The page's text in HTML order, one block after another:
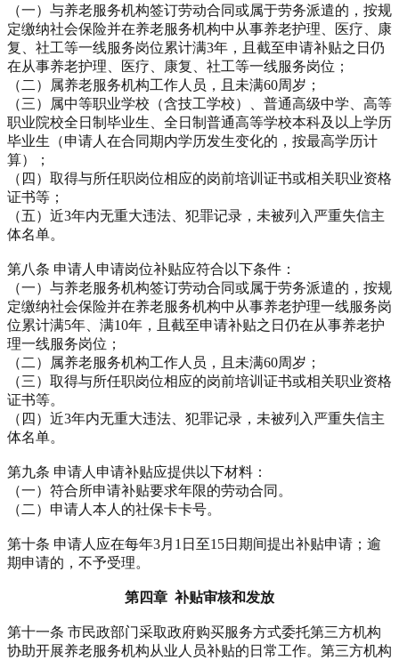
（一）与养老服务机构签订劳动合同或属于劳务派遣的，按规
定缴纳社会保险并在养老服务机构中从事养老护理、医疗、康
复、社工等一线服务岗位累计满3年，且截至申请补贴之日仍
在从事养老护理、医疗、康复、社工等一线服务岗位；
（二）属养老服务机构工作人员，且未满60周岁；
（三）属中等职业学校（含技工学校）、普通高级中学、高等
职业院校全日制毕业生、全日制普通高等学校本科及以上学历
毕业生（申请人在合同期内学历发生变化的，按最高学历计
算）；
（四）取得与所任职岗位相应的岗前培训证书或相关职业资格
证书等；
（五）近3年内无重大违法、犯罪记录，未被列入严重失信主
体名单。
第八条 申请人申请岗位补贴应符合以下条件：
（一）与养老服务机构签订劳动合同或属于劳务派遣的，按规
定缴纳社会保险并在养老服务机构中从事养老护理一线服务岗
位累计满5年、满10年，且截至申请补贴之日仍在从事养老护
理一线服务岗位；
（二）属养老服务机构工作人员，且未满60周岁；
（三）取得与所任职岗位相应的岗前培训证书或相关职业资格
证书等。
（四）近3年内无重大违法、犯罪记录，未被列入严重失信主
体名单。
第九条 申请人申请补贴应提供以下材料：
（一）符合所申请补贴要求年限的劳动合同。
（二）申请人本人的社保卡卡号。
第十条 申请人应在每年3月1日至15日期间提出补贴申请；逾
期申请的，不予受理。
第四章 补贴审核和发放
第十一条 市民政部门采取政府购买服务方式委托第三方机构
协助开展养老服务机构从业人员补贴的日常工作。第三方机构